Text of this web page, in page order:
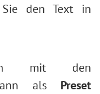
Sie den Text in
mit den
kann als Preset